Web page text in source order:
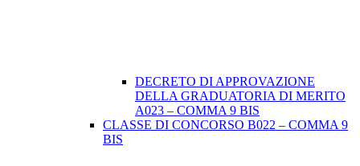
DECRETO DI APPROVAZIONE
DELLA GRADUATORIA DI MERITO
A023 – COMMA 9 BIS
CLASSE DI CONCORSO B022 – COMMA 9
BIS